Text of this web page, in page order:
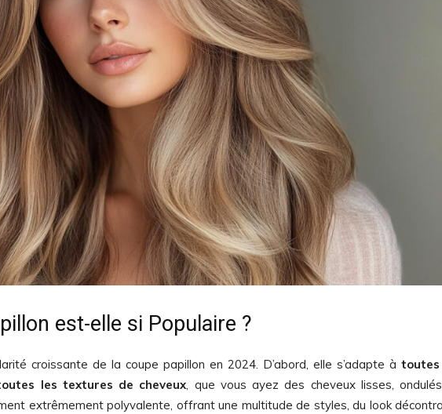
est-elle si Populaire ?
croissante de la coupe papillon en 2024. D’abord, elle s’adapte à
les textures de cheveux, que vous ayez des cheveux lisses,
extrêmement polyvalente, offrant une multitude de styles, du look